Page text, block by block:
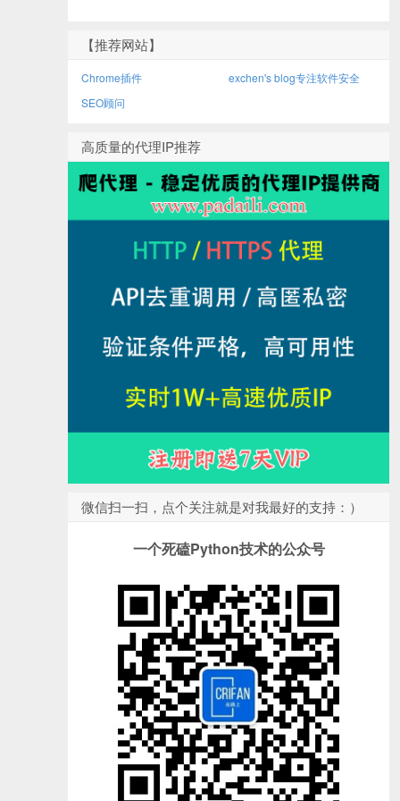
【推荐网站】
Chrome插件
exchen's blog专注软件安全
SEO顾问
高质量的代理IP推荐
微信扫一扫，点个关注就是对我最好的支持：）
一个死磕Python技术的公众号